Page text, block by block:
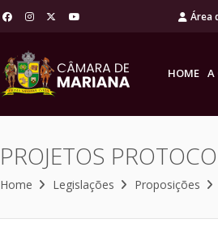
Área
HOME A
PROJETOS
Home Legislações Proposições